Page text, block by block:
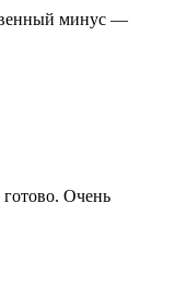
минус —
Очень